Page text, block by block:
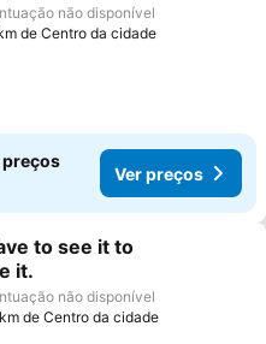
não disponível
de Centro da cidade
preços
Ver preços
aos favoritos
to see it to
it.
não disponível
de Centro da cidade